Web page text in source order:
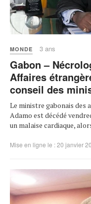
MONDE 3 ans
Gabon –
Affaires
conseil des
Le ministre gabonais des
Adamo est décédé
un malaise cardiaque,
Mise en ligne le : 20 janvier